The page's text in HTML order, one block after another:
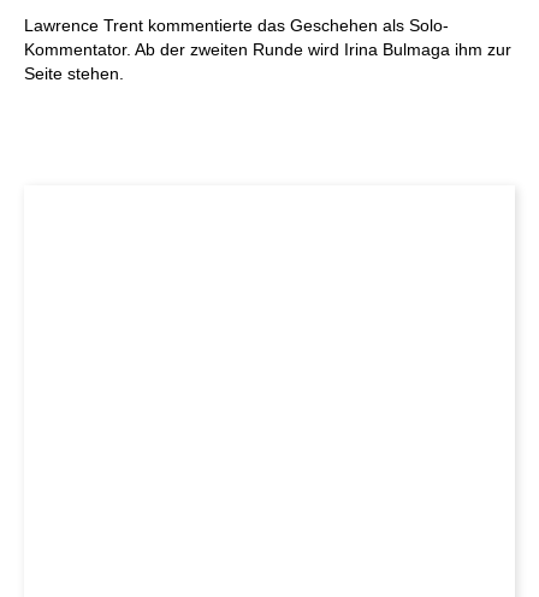
Lawrence Trent kommentierte das Geschehen als Solo-
Kommentator. Ab der zweiten Runde wird Irina Bulmaga ihm zur
Seite stehen.